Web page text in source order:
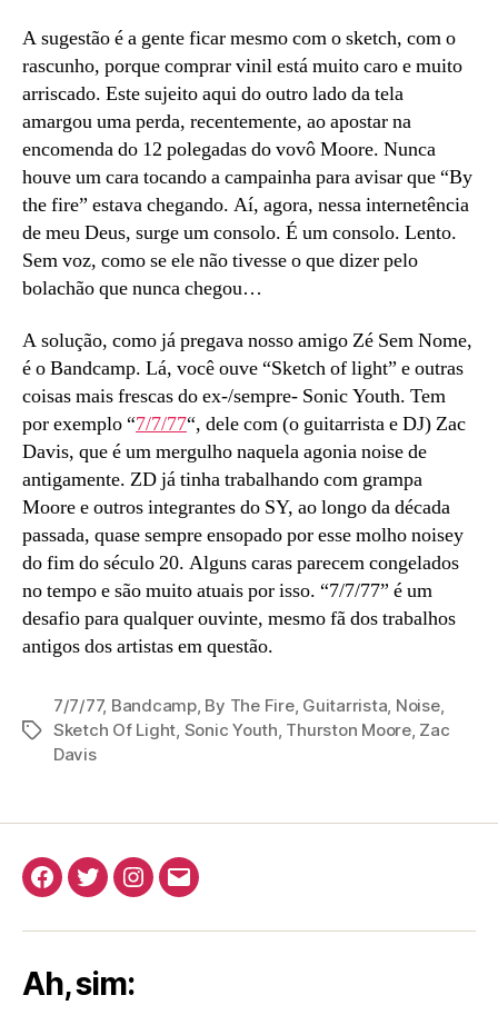
A sugestão é a gente ficar mesmo com o sketch, com o
rascunho, porque comprar vinil está muito caro e muito
arriscado. Este sujeito aqui do outro lado da tela
amargou uma perda, recentemente, ao apostar na
encomenda do 12 polegadas do vovô Moore. Nunca
houve um cara tocando a campainha para avisar que “By
the fire” estava chegando. Aí, agora, nessa internetência
de meu Deus, surge um consolo. É um consolo. Lento.
Sem voz, como se ele não tivesse o que dizer pelo
bolachão que nunca chegou…
A solução, como já pregava nosso amigo Zé Sem Nome,
é o Bandcamp. Lá, você ouve “Sketch of light” e outras
coisas mais frescas do ex-/sempre- Sonic Youth. Tem
por exemplo “7/7/77“, dele com (o guitarrista e DJ) Zac
Davis, que é um mergulho naquela agonia noise de
antigamente. ZD já tinha trabalhando com grampa
Moore e outros integrantes do SY, ao longo da década
passada, quase sempre ensopado por esse molho noisey
do fim do século 20. Alguns caras parecem congelados
no tempo e são muito atuais por isso. “7/7/77” é um
desafio para qualquer ouvinte, mesmo fã dos trabalhos
antigos dos artistas em questão.
Tags
7/7/77, Bandcamp, By The Fire, Guitarrista, Noise,
Sketch Of Light, Sonic Youth, Thurston Moore, Zac
Davis
Facebook
TwitterInstagram
E-
Ah, sim: